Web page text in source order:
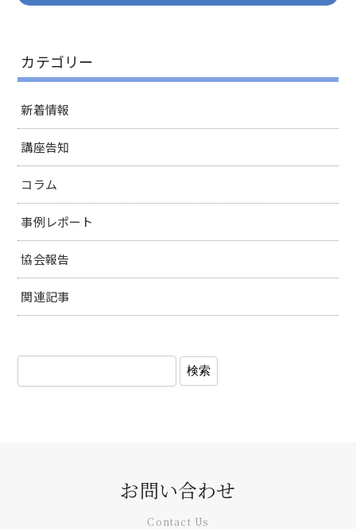
カテゴリー
新着情報
講座告知
コラム
事例レポート
協会報告
関連記事
お問い合わせ
Contact Us